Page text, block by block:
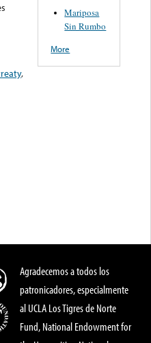
,
Mariposa
Sin Rumbo
More
Agradecemos a todos los
patronicadores, especialmente
al UCLA Los Tigres de Norte
Fund, National Endowment for